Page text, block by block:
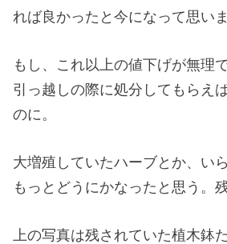
れば良かったと今になって思いま
もし、これ以上の値下げが無理
引っ越しの際に処分してもらえ
のに。
大増殖していたハーブとか、い
もっとどうにかなったと思う。残
上の写真は残されていた植木鉢